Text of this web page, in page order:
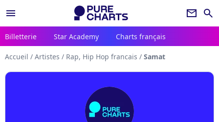
menu newsletter search
Billetterie Star Academy Charts français
Accueil / Artistes / Rap, Hip Hop francais / Samat